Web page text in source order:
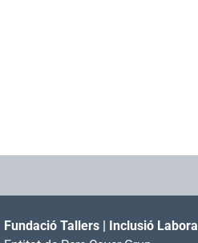
Fundació Tallers | Inclusió Laboral